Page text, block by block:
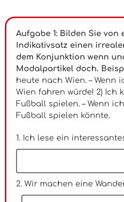
Aufgabe 1: Bilden Sie von
Indikativsatz einen
dem Konjunktion wenn
Modalpartikel doch.
heute nach Wien. – Wenn
Wien fahren würde! 2) Ich
Fußball spielen. – Wenn
Fußball spielen könnte.
1. Ich lese ein
2. Wir machen eine